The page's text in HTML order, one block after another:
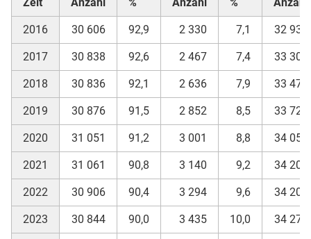
2016 30 606 92,9 2 330 7,1 32 936
2017 30 838 92,6 2 467 7,4 33 305
2018 30 836 92,1 2 636 7,9 33 472
2019 30 876 91,5 2 852 8,5 33 728
2020 31 051 91,2 3 001 8,8 34 052
2021 31 061 90,8 3 140 9,2 34 201
2022 30 906 90,4 3 294 9,6 34 200
2023 30 844 90,0 3 435 10,0 34 279